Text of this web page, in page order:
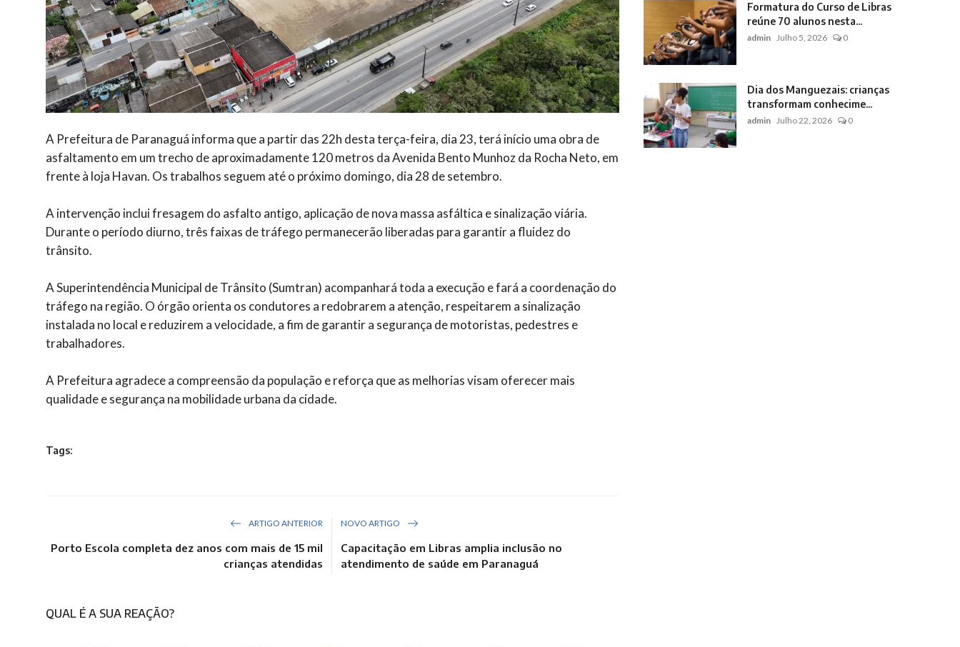
A Prefeitura de Paranaguá informa que a partir das 22h desta terça-feira, dia 23, terá início uma obra de
asfaltamento em um trecho de aproximadamente 120 metros da Avenida Bento Munhoz da Rocha Neto, em
frente à loja Havan. Os trabalhos seguem até o próximo domingo, dia 28 de setembro.
A intervenção inclui fresagem do asfalto antigo, aplicação de nova massa asfáltica e sinalização viária.
Durante o período diurno, três faixas de tráfego permanecerão liberadas para garantir a fluidez do
trânsito.
A Superintendência Municipal de Trânsito (Sumtran) acompanhará toda a execução e fará a coordenação do
tráfego na região. O órgão orienta os condutores a redobrarem a atenção, respeitarem a sinalização
instalada no local e reduzirem a velocidade, a fim de garantir a segurança de motoristas, pedestres e
trabalhadores.
A Prefeitura agradece a compreensão da população e reforça que as melhorias visam oferecer mais
qualidade e segurança na mobilidade urbana da cidade.
Tags:
ARTIGO ANTERIOR
Porto Escola completa dez anos com mais de 15 mil
crianças atendidas
NOVO ARTIGO
Capacitação em Libras amplia inclusão no
atendimento de saúde em Paranaguá
QUAL É A SUA REAÇÃO?
Formatura do Curso de Libras
reúne 70 alunos nesta...
admin Julho 5, 2026 0
Dia dos Manguezais: crianças
transformam conhecime...
admin Julho 22, 2026 0